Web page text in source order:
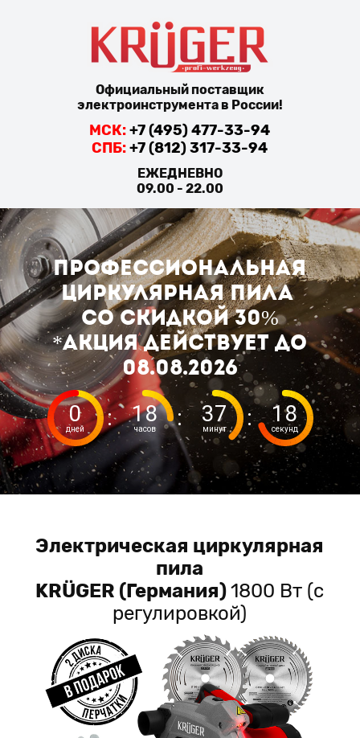
Официальный поставщик
электроинструмента в России!
МСК: +7 (495) 477-33-94
СПБ: +7 (812) 317-33-94
ЕЖЕДНЕВНО
09.00 - 22.00
Профессиональная
циркулярная пила
со скидкой 30%
*Акция действует до
08.08.2026
0
дней : 18
часов : 37
минут : 17
секунд
Электрическая циркулярная
пила
KRÜGER (Германия)1800 Вт (с
регулировкой)